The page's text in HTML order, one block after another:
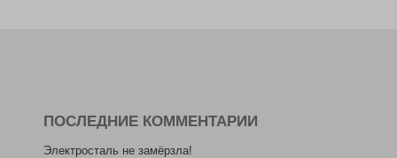
ПОСЛЕДНИЕ КОММЕНТАРИИ
Электросталь не замёрзла!